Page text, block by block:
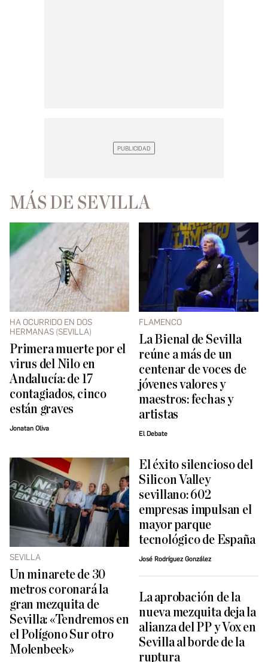
MÁS DE SEVILLA
HA OCURRIDO EN DOS
HERMANAS (SEVILLA)
Primera muerte por el
virus del Nilo en
Andalucía: de 17
contagiados, cinco
están graves
Jonatan Oliva
FLAMENCO
La Bienal de Sevilla
reúne a más de un
centenar de voces de
jóvenes valores y
maestros: fechas y
artistas
El Debate
SEVILLA
Un minarete de 30
metros coronará la
gran mezquita de
Sevilla: «Tendremos en
el Polígono Sur otro
Molenbeek»
El éxito silencioso del
Silicon Valley
sevillano: 602
empresas impulsan el
mayor parque
tecnológico de España
José Rodríguez González
La aprobación de la
nueva mezquita deja la
alianza del PP y Vox en
Sevilla al borde de la
ruptura